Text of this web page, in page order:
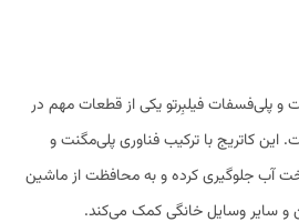
و پلی‌فسفات فیلبِرتو یکی از قطعات مهم در
کاتریج با ترکیب فناوری پلی‌مگنت و
آب جلوگیری کرده و به محافظت از ماشین
و سایر وسایل خانگی کمک می‌کند.